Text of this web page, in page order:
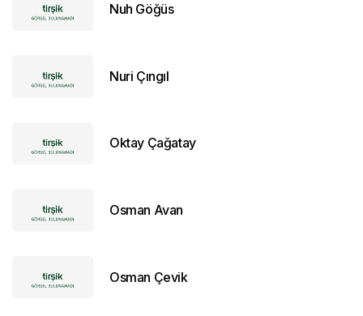
Nuh Göğüs
Nuri Çıngıl
Oktay Çağatay
Osman Avan
Osman Çevik